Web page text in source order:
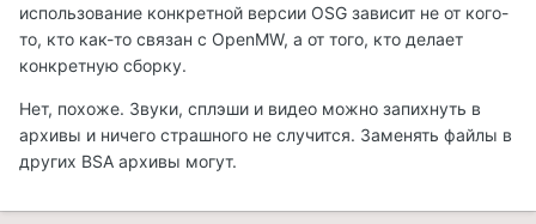
использование конкретной версии OSG зависит не от кого-
то, кто как-то связан с OpenMW, а от того, кто делает
конкретную сборку.
Нет, похоже. Звуки, сплэши и видео можно запихнуть в
архивы и ничего страшного не случится. Заменять файлы в
других BSA архивы могут.